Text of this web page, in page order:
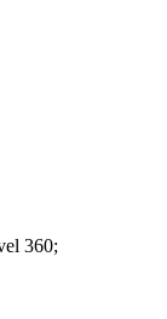
360;